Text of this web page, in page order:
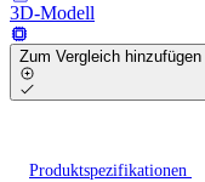
3D-Modell
Zum Vergleich hinzufügen
Produktspezifikationen